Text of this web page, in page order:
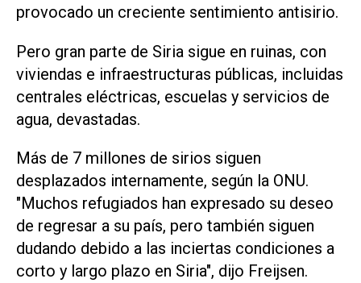
provocado un creciente sentimiento antisirio.
Pero gran parte de Siria sigue en ruinas, con
viviendas e infraestructuras públicas, incluidas
centrales eléctricas, escuelas y servicios de
agua, devastadas.
Más de 7 millones de sirios siguen
desplazados internamente, según la ONU.
"Muchos refugiados han expresado su deseo
de regresar a su país, pero también siguen
dudando debido a las inciertas condiciones a
corto y largo plazo en Siria", dijo Freijsen.